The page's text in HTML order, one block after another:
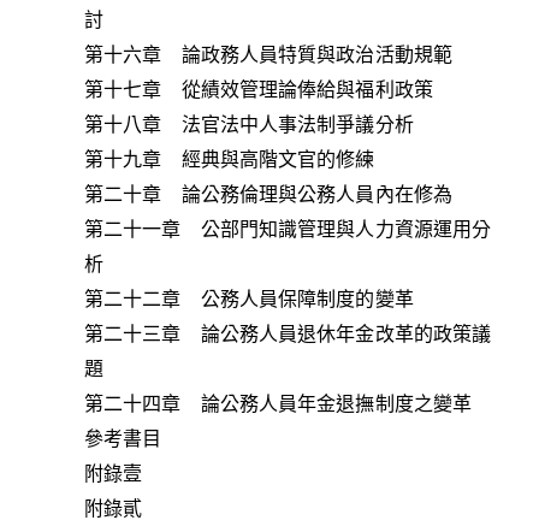
討
第十六章 論政務人員特質與政治活動規範
第十七章 從績效管理論俸給與福利政策
第十八章 法官法中人事法制爭議分析
第十九章 經典與高階文官的修練
第二十章 論公務倫理與公務人員內在修為
第二十一章 公部門知識管理與人力資源運用分
析
第二十二章 公務人員保障制度的變革
第二十三章 論公務人員退休年金改革的政策議
題
第二十四章 論公務人員年金退撫制度之變革
參考書目
附錄壹
附錄貳